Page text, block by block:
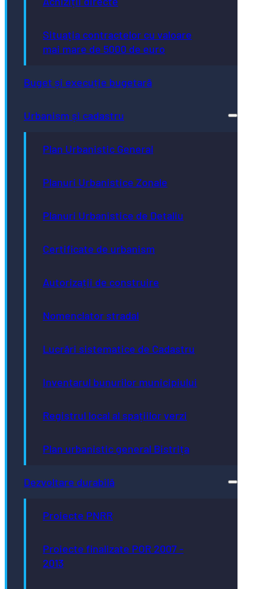
Situația contractelor cu valoare
mai mare de 5000 de euro
Buget și execuție bugetară
Urbanism și cadastru
Plan Urbanistic General
Planuri Urbanistice Zonale
Planuri Urbanistice de Detaliu
Certificate de urbanism
Autorizații de construire
Nomenclator stradal
Lucrări sistematice de Cadastru
Inventarul bunurilor municipiului
Registrul local al spațiilor verzi
Plan urbanistic general Bistrița
Dezvoltare durabilă
Proiecte PNRR
Proiecte finalizate POR 2007 -
2013